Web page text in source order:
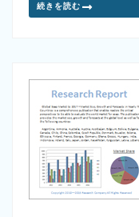
続きを読む